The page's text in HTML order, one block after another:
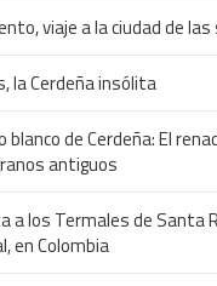
viaje a la ciudad de
la Cerdeña insólita
blanco de Cerdeña: El
antiguos
a los Termales de Santa
en Colombia